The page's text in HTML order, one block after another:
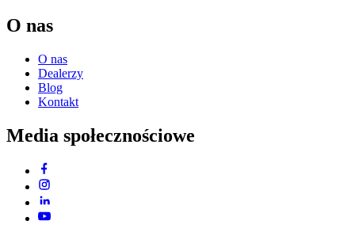
O nas
O nas
Dealerzy
Blog
Kontakt
Media społecznościowe